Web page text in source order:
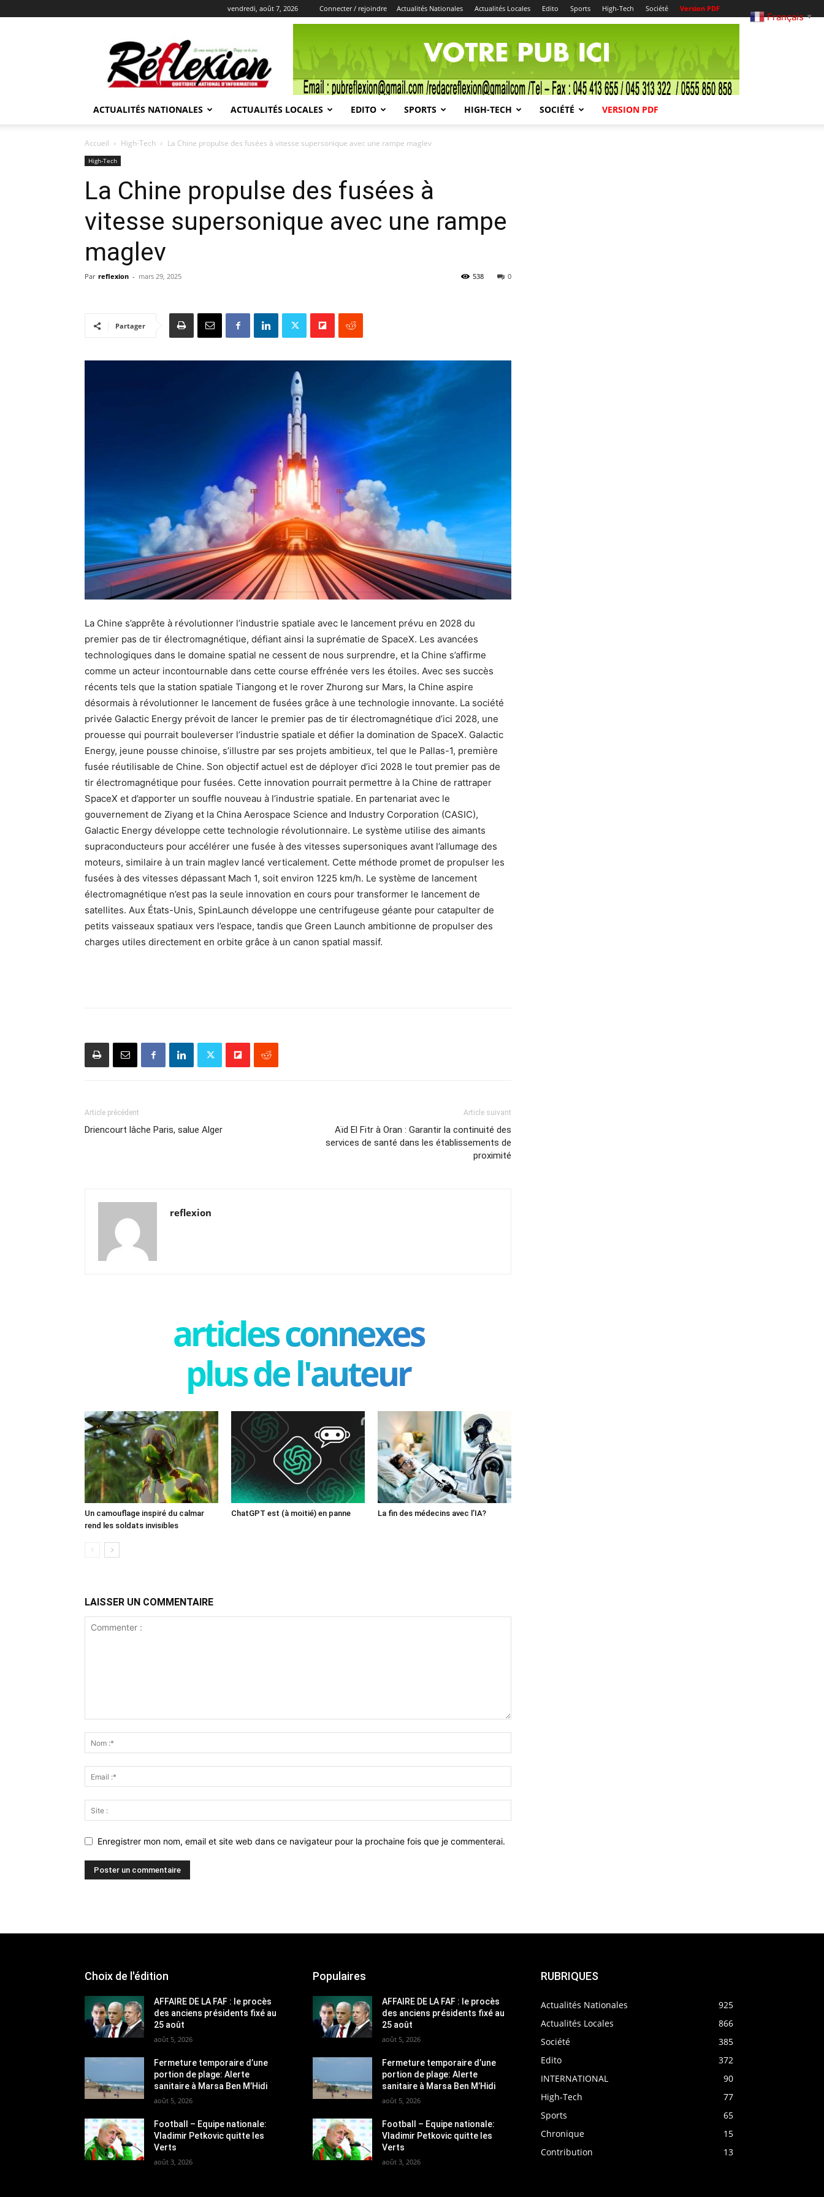
vendredi, août 7, 2026 Connecter / rejoindre Actualités Nationales Actualités Locales Edito Sports High-Tech Société Version PDF
REFLEXION
ACTUALITÉS NATIONALES ACTUALITÉS LOCALES EDITO SPORTS HIGH-TECH SOCIÉTÉ VERSION PDF
Accueil High-Tech La Chine propulse des fusées à vitesse supersonique avec une rampe maglev
High-Tech
La Chine propulse des fusées à
vitesse supersonique avec une rampe
maglev
Par reflexion - mars 29, 2025 0
538
Partager
La Chine s’apprête à révolutionner l’industrie spatiale avec le lancement prévu en 2028 du
premier pas de tir électromagnétique, défiant ainsi la suprématie de SpaceX. Les avancées
technologiques dans le domaine spatial ne cessent de nous surprendre, et la Chine s’affirme
comme un acteur incontournable dans cette course effrénée vers les étoiles. Avec ses succès
récents tels que la station spatiale Tiangong et le rover Zhurong sur Mars, la Chine aspire
désormais à révolutionner le lancement de fusées grâce à une technologie innovante. La société
privée Galactic Energy prévoit de lancer le premier pas de tir électromagnétique d’ici 2028, une
prouesse qui pourrait bouleverser l’industrie spatiale et défier la domination de SpaceX. Galactic
Energy, jeune pousse chinoise, s’illustre par ses projets ambitieux, tel que le Pallas-1, première
fusée réutilisable de Chine. Son objectif actuel est de déployer d’ici 2028 le tout premier pas de
tir électromagnétique pour fusées. Cette innovation pourrait permettre à la Chine de rattraper
SpaceX et d’apporter un souffle nouveau à l’industrie spatiale. En partenariat avec le
gouvernement de Ziyang et la China Aerospace Science and Industry Corporation (CASIC),
Galactic Energy développe cette technologie révolutionnaire. Le système utilise des aimants
supraconducteurs pour accélérer une fusée à des vitesses supersoniques avant l’allumage des
moteurs, similaire à un train maglev lancé verticalement. Cette méthode promet de propulser les
fusées à des vitesses dépassant Mach 1, soit environ 1225 km/h. Le système de lancement
électromagnétique n’est pas la seule innovation en cours pour transformer le lancement de
satellites. Aux États-Unis, SpinLaunch développe une centrifugeuse géante pour catapulter de
petits vaisseaux spatiaux vers l’espace, tandis que Green Launch ambitionne de propulser des
charges utiles directement en orbite grâce à un canon spatial massif.
Article précédent
Driencourt lâche Paris, salue Alger
Article suivant
Aïd El Fitr à Oran : Garantir la continuité des
services de santé dans les établissements de
proximité
reflexion
articles connexes
plus de l'auteur
Un camouflage inspiré du calmar
rend les soldats invisibles
ChatGPT est (à moitié) en panne La fin des médecins avec l’IA?
LAISSER UN COMMENTAIRE
Enregistrer mon nom, email et site web dans ce navigateur pour la prochaine fois que je commenterai.
Choix de l'édition
AFFAIRE DE LA FAF : le procès
des anciens présidents fixé au
25 août
août 5, 2026
Fermeture temporaire d’une
portion de plage: Alerte
sanitaire à Marsa Ben M’Hidi
août 5, 2026
Football – Equipe nationale:
Vladimir Petkovic quitte les
Verts
août 3, 2026
Populaires
AFFAIRE DE LA FAF : le procès
des anciens présidents fixé au
25 août
août 5, 2026
Fermeture temporaire d’une
portion de plage: Alerte
sanitaire à Marsa Ben M’Hidi
août 5, 2026
Football – Equipe nationale:
Vladimir Petkovic quitte les
Verts
août 3, 2026
RUBRIQUES
Actualités Nationales
925
Actualités Locales
866
Société
385
Edito
372
INTERNATIONAL
90
High-Tech
77
Sports
65
Chronique
15
Contribution
13
Français ▼